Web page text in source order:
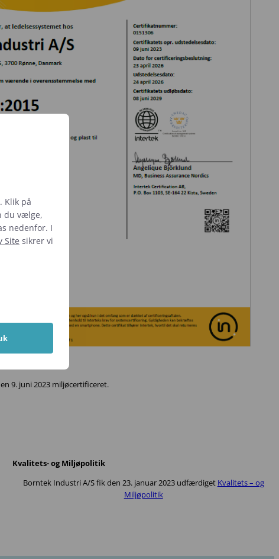
9. juni 2023 miljøcertificeret.
Kvalitets- og Miljøpolitik
Borntek Industri A/S fik den 23. januar 2023 udfærdiget Kvalitets – og
Miljøpolitik
Klik på
du vælge,
nedenfor. I
Site sikrer vi